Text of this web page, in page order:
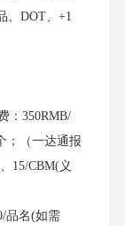
、DOT、+1
：350RMB/
；（一达通报
15/CBM(义
品名(如需